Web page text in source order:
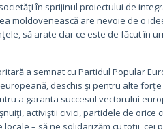
în sprijinul proiectului de
moldovenească are nevoie de o
să arate clar ce este de făcut în
a semnat cu Partidul Popular
deschis şi pentru alte
a garanta succesul vectorului
activiştii civici, partidele de orice
– să ne solidarizăm cu toţii, cei